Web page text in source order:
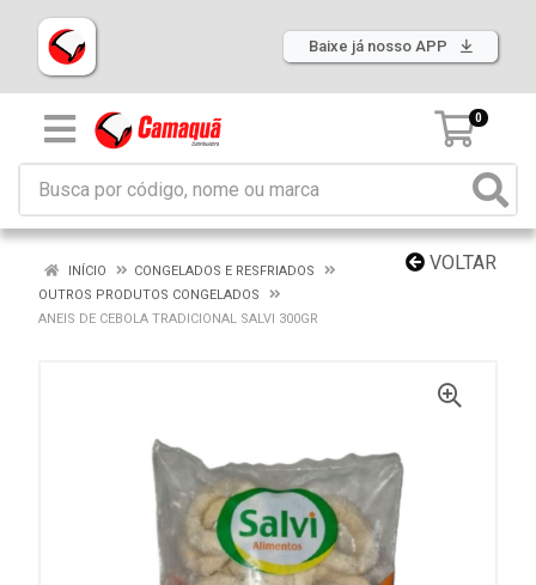
Baixe já nosso APP
0
VOLTAR
INÍCIO
CONGELADOS E RESFRIADOS
OUTROS PRODUTOS CONGELADOS
ANEIS DE CEBOLA TRADICIONAL SALVI 300GR